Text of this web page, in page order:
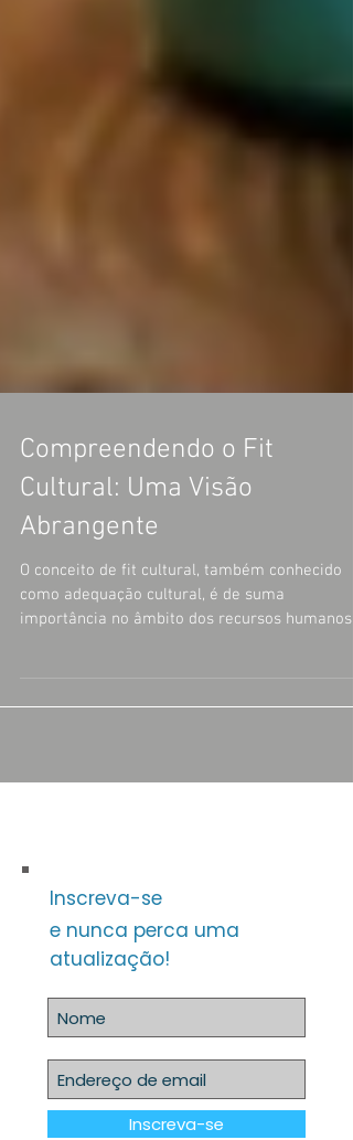
Compreendendo o Fit
Cultural: Uma Visão
Abrangente
representando...
Inscreva-se
e nunca perca uma
atualização!